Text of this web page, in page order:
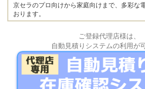
京セラのプロ向けから家庭向けまで、多彩な
おります。
ご登録代理店様は、
自動見積りシステムの利用が